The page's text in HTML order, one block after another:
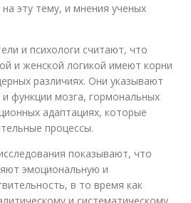
эту тему, и мнения ученых
и психологи считают, что
и женской логикой имеют корни
различиях. Они указывают
и функции мозга, гормональных
адаптациях, которые
процессы.
показывают, что
эмоциональную и
в то время как
и систематическому